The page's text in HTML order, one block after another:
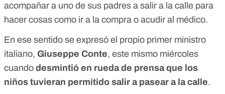
acompañar a uno de sus padres a salir a la calle para
hacer cosas como ir a la compra o acudir al médico.
En ese sentido se expresó el propio primer ministro
italiano, Giuseppe Conte, este mismo miércoles
cuando desmintió en rueda de prensa que los
niños tuvieran permitido salir a pasear a la calle.